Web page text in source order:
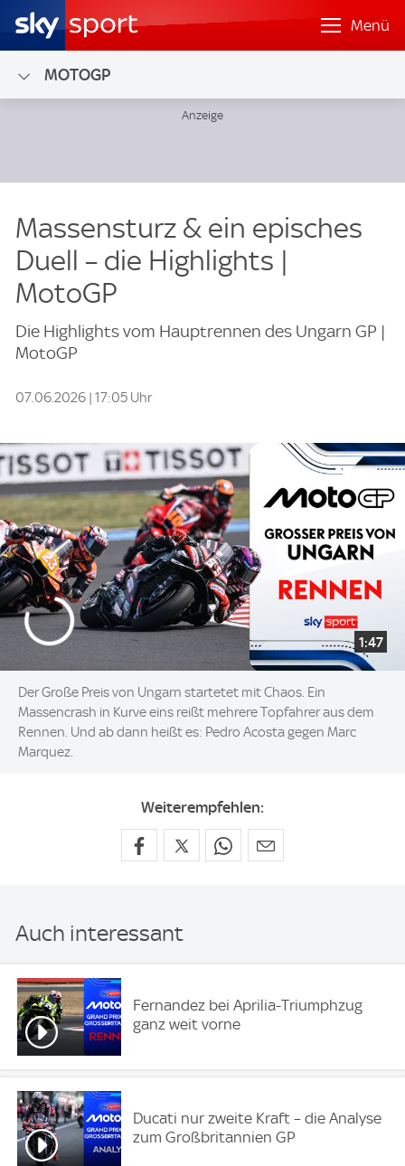
Menü
MOTOGP
Massensturz & ein episches
Duell – die Highlights |
MotoGP
Die Highlights vom Hauptrennen des Ungarn GP |
MotoGP
07.06.2026 | 17:05 Uhr
1:47
Der Große Preis von Ungarn startetet mit Chaos. Ein
Massencrash in Kurve eins reißt mehrere Topfahrer aus dem
Rennen. Und ab dann heißt es: Pedro Acosta gegen Marc
Marquez.
Weiterempfehlen:
Auch interessant
Fernandez bei Aprilia-Triumphzug
ganz weit vorne
Ducati nur zweite Kraft – die Analyse
zum Großbritannien GP